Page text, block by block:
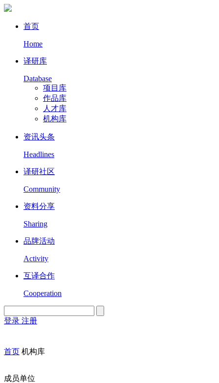
首页
Home
译研库
Database
项目库
作品库
人才库
机构库
资讯头条
Headlines
译研社区
Community
资料分享
Sharing
品牌活动
Activity
互译合作
Cooperation
登录 注册
首页 机构库
成员单位